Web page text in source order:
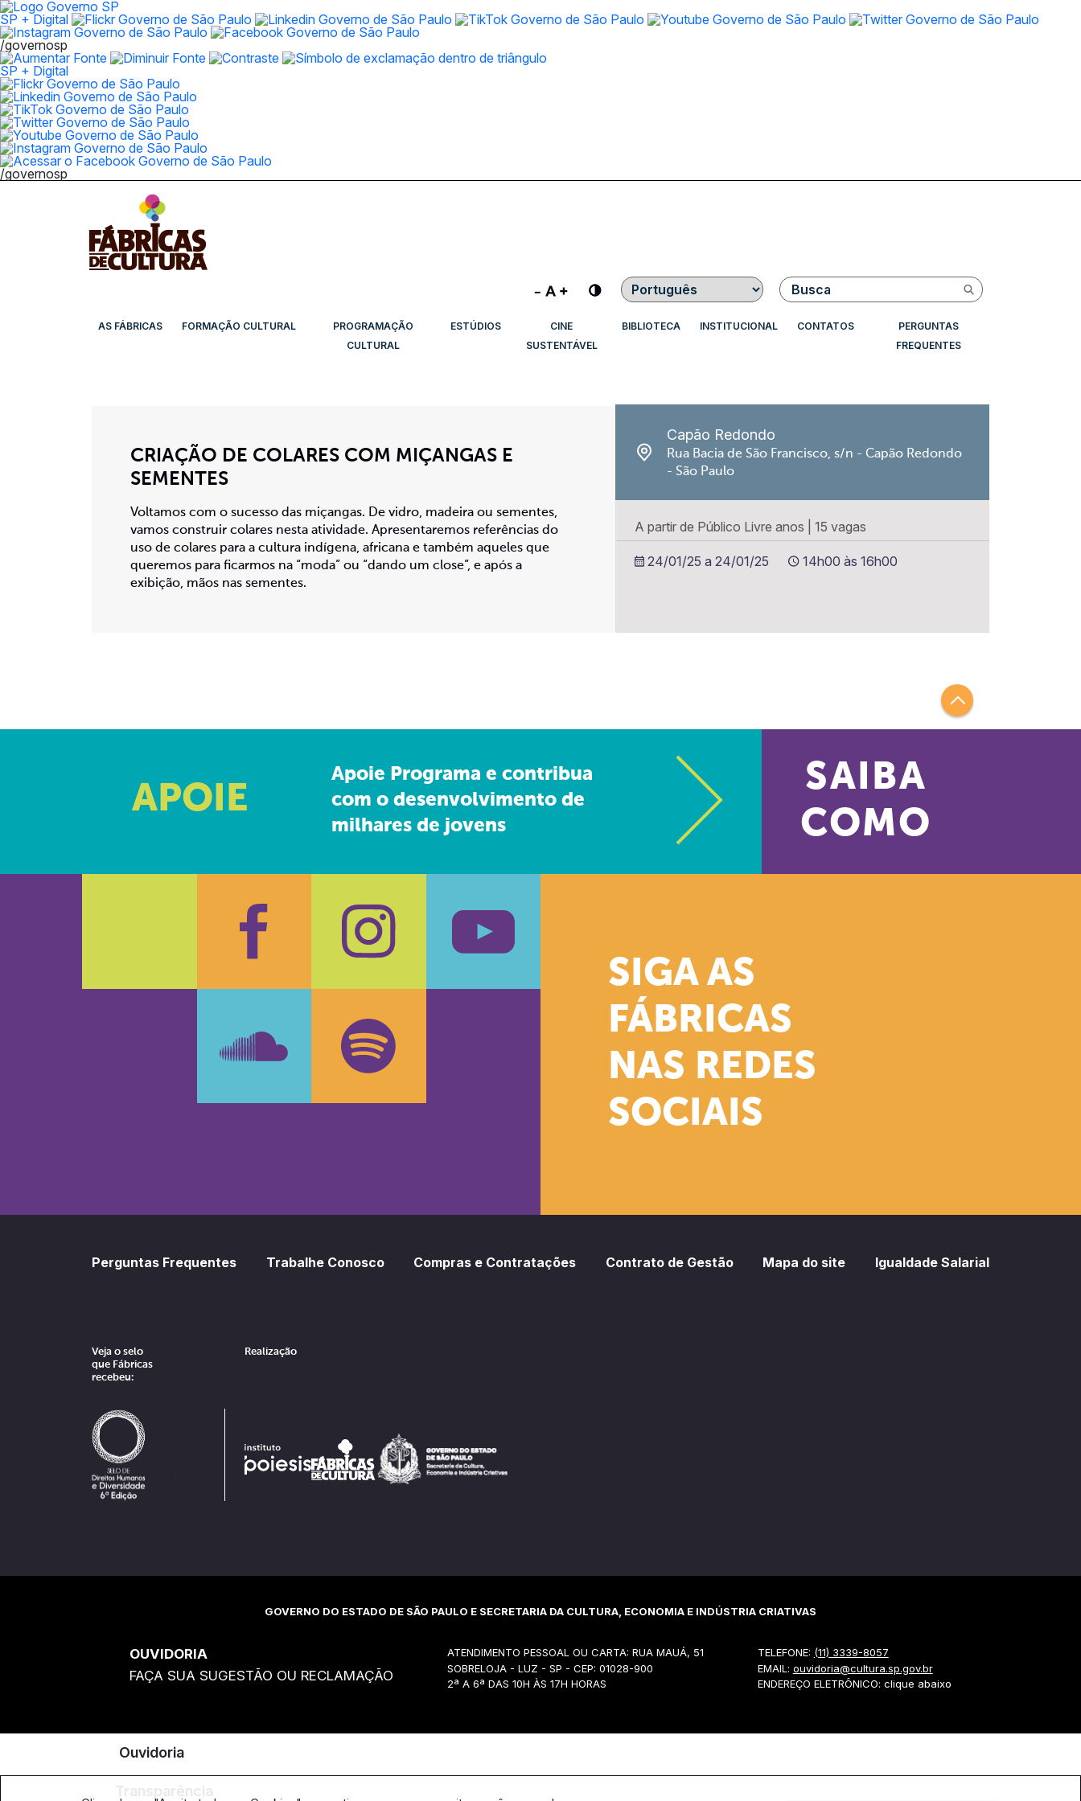
SP + Digital
/governosp
SP + Digital
/governosp
Contraste Buscar
AS FÁBRICAS FORMAÇÃO CULTURAL
PROGRAMAÇÃO
CULTURAL
ESTÚDIOS
CINE
SUSTENTÁVEL
BIBLIOTECA INSTITUCIONAL CONTATOS
PERGUNTAS
FREQUENTES
CRIAÇÃO DE COLARES COM MIÇANGAS E
SEMENTES
Voltamos com o sucesso das miçangas. De vidro, madeira ou sementes,
vamos construir colares nesta atividade. Apresentaremos referências do
uso de colares para a cultura indígena, africana e também aqueles que
queremos para ficarmos na “moda” ou “dando um close”, e após a
exibição, mãos nas sementes.
Capão Redondo
Rua Bacia de São Francisco, s/n - Capão Redondo
- São Paulo
A partir de Público Livre anos 15 vagas
24/01/25 a 24/01/25 14h00 às 16h00
APOIE
Apoie Programa e contribua
com o desenvolvimento de
milhares de jovens
SAIBA
COMO
SIGA AS
FÁBRICAS
NAS REDES
SOCIAIS
FacebookInstagram
Perguntas Frequentes Trabalhe Conosco Compras e Contratações Contrato de Gestão Mapa do site Igualdade Salarial
Veja o selo
que Fábricas
recebeu:
Realização
GOVERNO DO ESTADO DE SÃO PAULO E SECRETARIA DA CULTURA, ECONOMIA E INDÚSTRIA CRIATIVAS
OUVIDORIA
FAÇA SUA SUGESTÃO OU RECLAMAÇÃO
ATENDIMENTO PESSOAL OU CARTA: RUA MAUÁ, 51
SOBRELOJA - LUZ - SP - CEP: 01028-900
2ª A 6ª DAS 10H ÀS 17H HORAS
TELEFONE: (11) 3339-8057
EMAIL: ouvidoria@cultura.sp.gov.br
ENDEREÇO ELETRÔNICO: clique abaixo
Ouvidoria